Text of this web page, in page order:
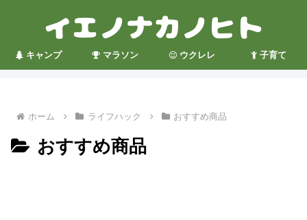
キャンプ マラソン ウクレレ 子育て
ホーム ライフハック おすすめ商品
おすすめ商品